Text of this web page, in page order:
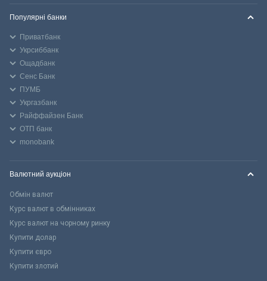
Популярні банки
Приватбанк
Укрсиббанк
Ощадбанк
Сенс Банк
ПУМБ
Укргазбанк
Райффайзен Банк
ОТП банк
monobank
Валютний аукціон
Обмін валют
Курс валют в обмінниках
Курс валют на чорному ринку
Купити долар
Купити євро
Купити злотий